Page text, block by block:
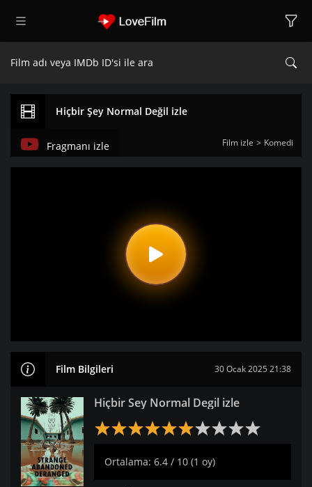
Hiçbir Şey Normal Değil izle
Film izle Komedi
Fragmanı izle
Film Bilgileri 30 Ocak 2025 21:38
Hiçbir Sey Normal Degil izle
Ortalama: 6.4 / 10 (1 oy)